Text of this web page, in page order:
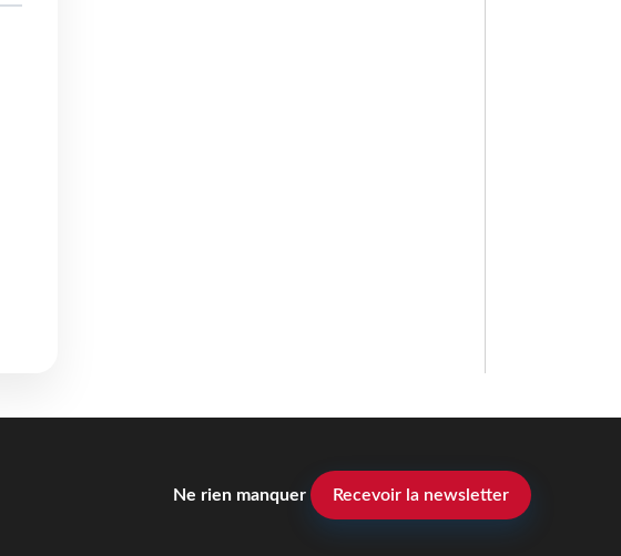
Ne rien manquer Recevoir la newsletter